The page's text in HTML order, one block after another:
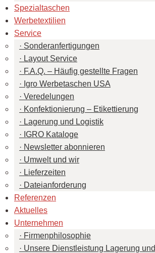
Spezialtaschen
Werbetextilien
Service
Sonderanfertigungen
Layout Service
F.A.Q. – Häufig gestellte Fragen
Igro Werbetaschen USA
Veredelungen
Konfektionierung – Etikettierung
Lagerung und Logistik
IGRO Kataloge
Newsletter abonnieren
Umwelt und wir
Lieferzeiten
Dateianforderung
Referenzen
Aktuelles
Unternehmen
Firmenphilosophie
Unsere Dienstleistung Lagerung